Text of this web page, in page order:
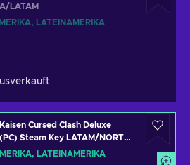
LATAM
LATEINAMERIKA
Cursed Clash Deluxe
Steam Key LATAM/NORTH
LATEINAMERIKA